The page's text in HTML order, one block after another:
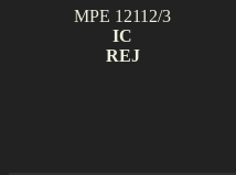
MPE 12112/3
IC
REJ